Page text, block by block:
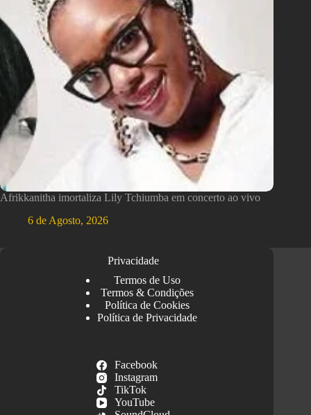
Afrikkanitha imortaliza Lily Tchiumba em concerto ao vivo
6 de Agosto, 2026
Privacidade
Termos de Uso
Termos & Condições
Política de Cookies
Política de Privacidade
Facebook
Instagram
TikTok
YouTube